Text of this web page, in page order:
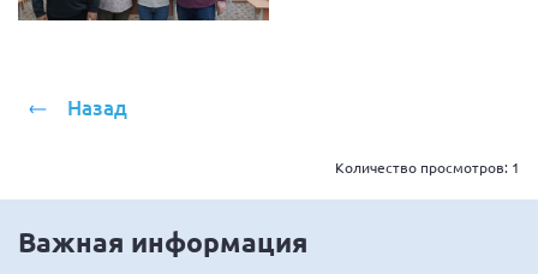
Ставропольский край
Челябинская область
Ярославская область
Назад
Количество просмотров: 1
Важная информация